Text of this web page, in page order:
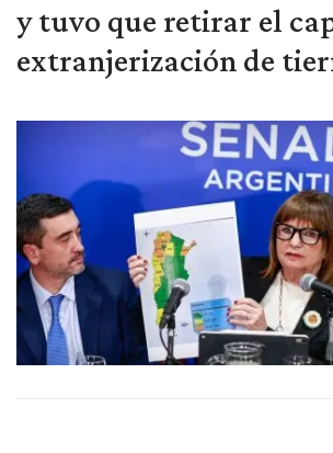
y tuvo que retirar el
extranjerización de